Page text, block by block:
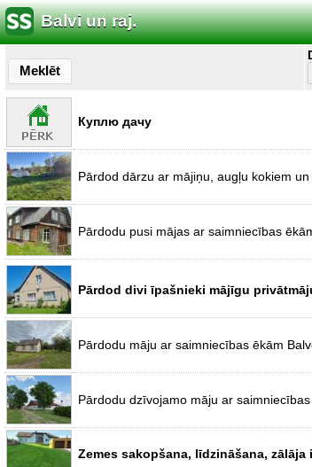
Balvi un raj.
Meklēt
Куплю дачу
Pārdod dārzu ar mājiņu, augļu kokiem
Pārdodu pusi mājas ar saimniecības
Pārdod divi īpašnieki mājīgu
Pārdodu māju ar saimniecības ēkām
Pārdodu dzīvojamo māju ar
Zemes sakopšana, līdzināšana,